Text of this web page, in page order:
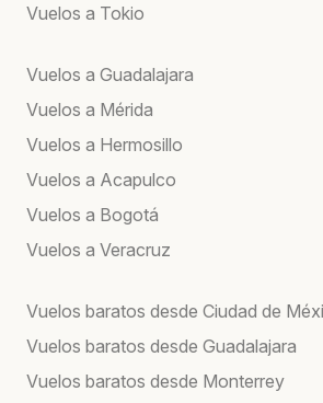
Vuelos a Tokio
Vuelos a Guadalajara
Vuelos a Mérida
Vuelos a Hermosillo
Vuelos a Acapulco
Vuelos a Bogotá
Vuelos a Veracruz
Vuelos baratos desde Ciudad de
Vuelos baratos desde Guadalajara
Vuelos baratos desde Monterrey